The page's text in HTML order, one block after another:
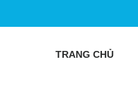
TRANG CHỦ